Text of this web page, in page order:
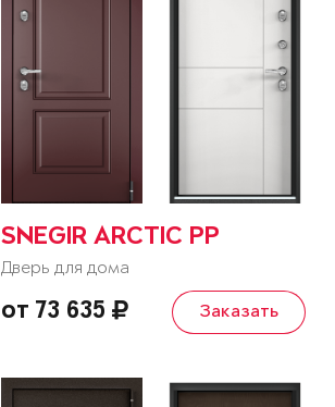
SNEGIR ARCTIC PP
Дверь для дома
от 73 635 Заказать